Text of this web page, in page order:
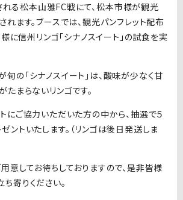
る松本山雅FC戦にて、松本市様が観光
れます。ブースでは、観光パンフレット配布
に信州リンゴ「シナノスイート」の試食を実
の「シナノスイート」は、酸味が少なく甘
たまらないリンゴです。
にご協力いただいた方の中から、抽選で５
ントいたします。（リンゴは後日発送しま
意してお待ちしておりますので、是非皆様
寄りください。